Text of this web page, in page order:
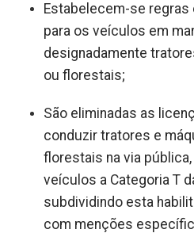
Estabelecem-se
para os veículos em
designadamente
ou florestais;
São eliminadas as
conduzir tratores e
florestais na via
veículos a Categoria T
subdividindo esta
com menções